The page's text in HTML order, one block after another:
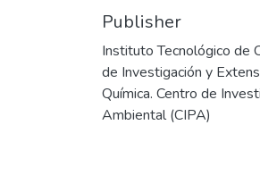
Publisher
Instituto Tecnológico de
de Investigación y
Química. Centro de
Ambiental (CIPA)